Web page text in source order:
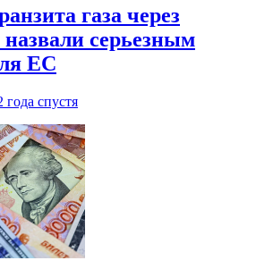
газа через
серьезным
ЕС
года спустя